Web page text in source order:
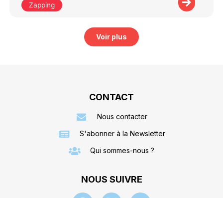
Zapping
Voir plus
CONTACT
Nous contacter
S'abonner à la Newsletter
Qui sommes-nous ?
NOUS SUIVRE